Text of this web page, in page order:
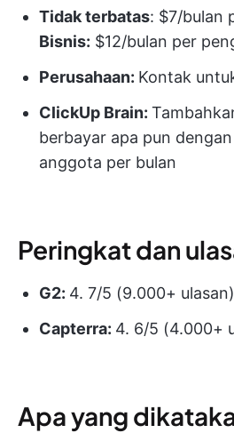
Tidak terbatas: $7/bulan
Bisnis: $12/bulan per
Perusahaan: Kontak
ClickUp Brain:
berbayar apa pun
anggota per bulan
Peringkat dan
G2: 4. 7/5 (9.000+ ulasan)
Capterra: 4. 6/5 (4.000+
Apa yang